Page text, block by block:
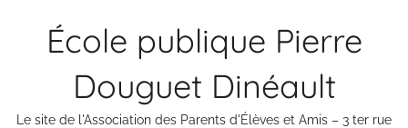
École publique Pierre
Douguet Dinéault
Le site de l'Association des Parents d'Élèves et Amis – 3 ter rue